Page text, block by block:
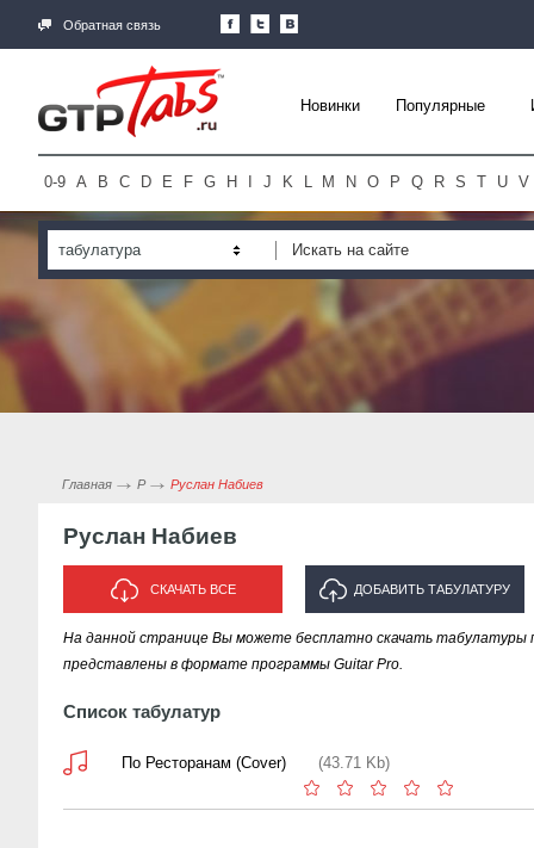
Обратная связь
Новинки Популярные
0-9 A B C D E F G H J K L M N O P Q R S T U V
табулатура
Главная Р Руслан Набиев
Руслан Набиев
СКАЧАТЬ ВСЕ ДОБАВИТЬ ТАБУЛАТУРУ
ИСПОЛНИТЕЛЯ "РУСЛАН
На данной странице Вы можете бесплатно скачать табулатуры
представлены в формате программы Guitar Pro.
Список табулатур
По Ресторанам (Cover) (43.71 Kb)